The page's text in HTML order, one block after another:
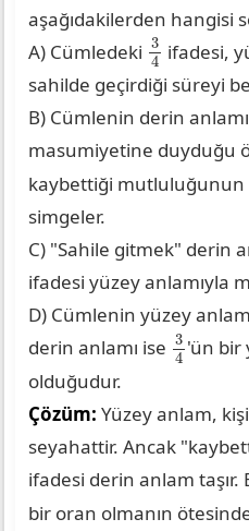
aşağıdakilerden hangisi
A) Cümledeki 3
4
3 ifadesi,
sahilde geçirdiği süreyi
B) Cümlenin derin
masumiyetine duyduğu
kaybettiği mutluluğunun
simgeler.
C) "Sahile gitmek" derin
ifadesi yüzey anlamıyla
D) Cümlenin yüzey
derin anlamı ise 3
4
34'ün bir
olduğudur.
Çözüm: Yüzey anlam,
seyahattir. Ancak
ifadesi derin anlam taşır.
bir oran olmanın